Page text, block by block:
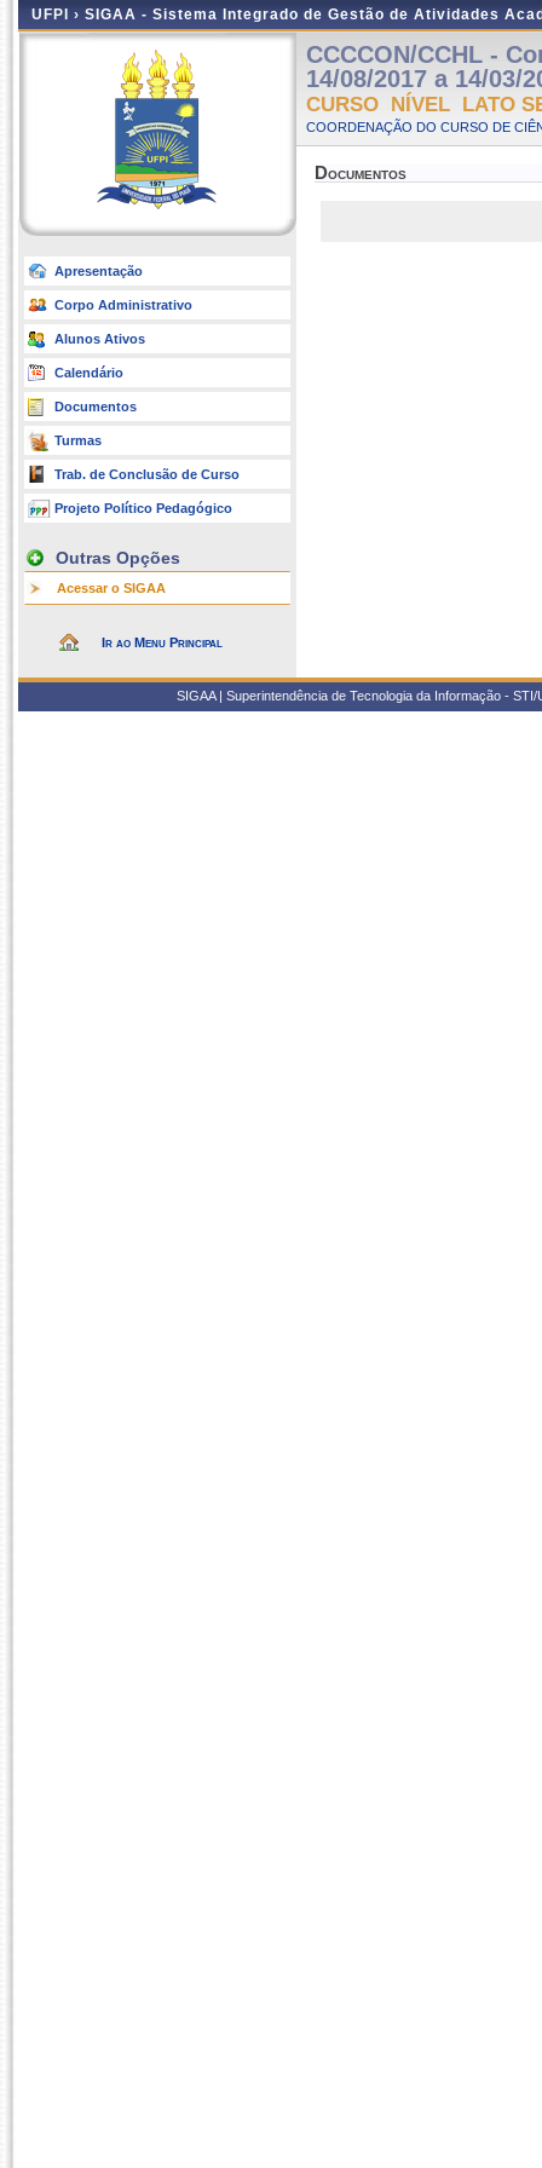
UFPI › SIGAA - Sistema Integrado de Gestão de Atividades
Apresentação
Corpo Administrativo
Alunos Ativos
Calendário
Documentos
Turmas
Trab. de Conclusão de Curso
Projeto Político Pedagógico
Outras Opções
Acessar o SIGAA
Ir ao Menu Principal
CCCCON/CCHL -
14/08/2017 a 14/03/
CURSO NÍVEL LATO
COORDENAÇÃO DO CURSO DE
Documentos
SIGAA | Superintendência de Tecnologia da Informação -